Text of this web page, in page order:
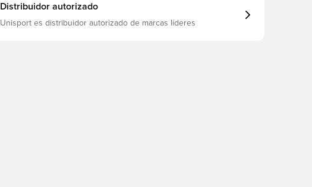
Distribuidor autorizado
Unisport es distribuidor autorizado de marcas líderes